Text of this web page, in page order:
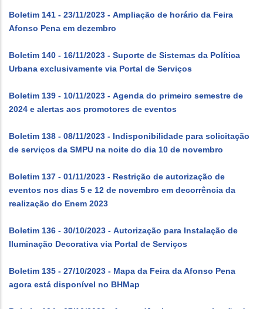
Boletim 141 - 23/11/2023 - Ampliação de horário da Feira
Afonso Pena em dezembro
Boletim 140 - 16/11/2023 - Suporte de Sistemas da Política
Urbana exclusivamente via Portal de Serviços
Boletim 139 - 10/11/2023 - Agenda do primeiro semestre de
2024 e alertas aos promotores de eventos
Boletim 138 - 08/11/2023 - Indisponibilidade para solicitação
de serviços da SMPU na noite do dia 10 de novembro
Boletim 137 - 01/11/2023 - Restrição de autorização de
eventos nos dias 5 e 12 de novembro em decorrência da
realização do Enem 2023
Boletim 136 - 30/10/2023 - Autorização para Instalação de
Iluminação Decorativa via Portal de Serviços
Boletim 135 - 27/10/2023 - Mapa da Feira da Afonso Pena
agora está disponível no BHMap